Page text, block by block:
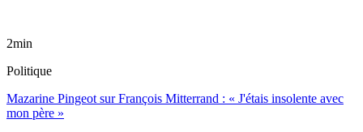
2min
Politique
Mazarine Pingeot sur François Mitterrand : « J'étais insolente avec
mon père »